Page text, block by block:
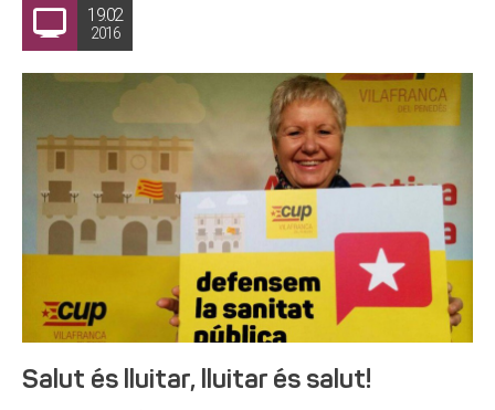
19.02
2016
Salut és lluitar, lluitar és salut!